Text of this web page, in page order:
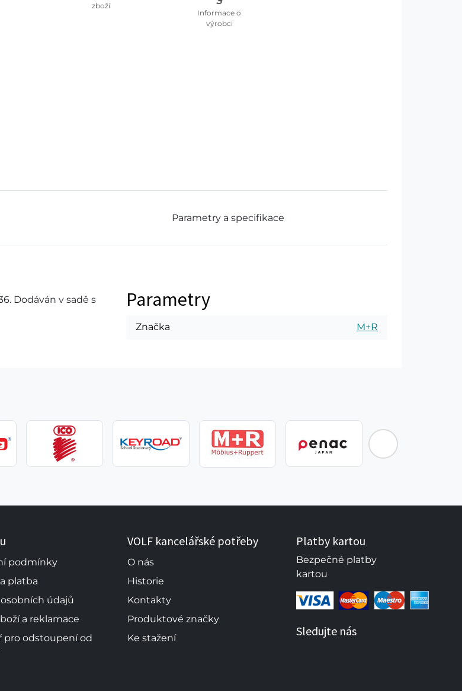
zboží
Informace o
výrobci
Parametry a specifikace
Dodáván v sadě s
Parametry
Značka M+R
podmínky
platba
údajů
a reklamace
pro odstoupení od
VOLF kancelářské potřeby
O nás
Historie
Kontakty
Produktové značky
Ke stažení
Platby kartou
Bezpečné platby
kartou
Sledujte nás